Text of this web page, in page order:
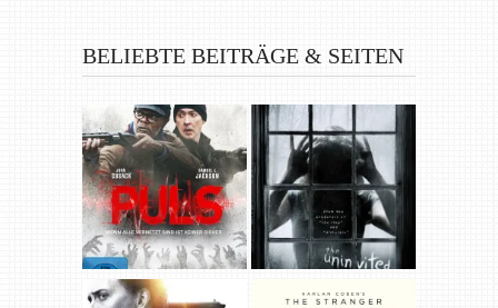
BELIEBTE BEITRÄGE & SEITEN